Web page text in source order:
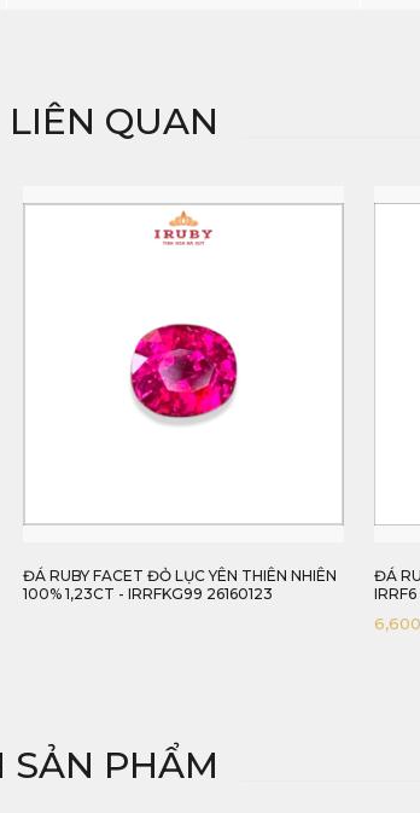
QUAN
ĐÁ RUBY FACET ĐỎ LỤC YÊN THIÊN NHIÊN
100% 1,23CT - IRRFKG99 26160123
ĐÁ
IRRF6
SẢN PHẨM